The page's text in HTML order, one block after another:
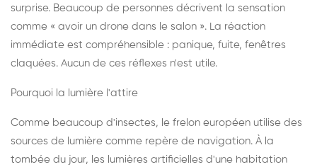
surprise. Beaucoup de personnes décrivent la sensation
comme « avoir un drone dans le salon ». La réaction
immédiate est compréhensible : panique, fuite, fenêtres
claquées. Aucun de ces réflexes n'est utile.
Pourquoi la lumière l'attire
Comme beaucoup d'insectes, le frelon européen utilise des
sources de lumière comme repère de navigation. À la
tombée du jour, les lumières artificielles d'une habitation